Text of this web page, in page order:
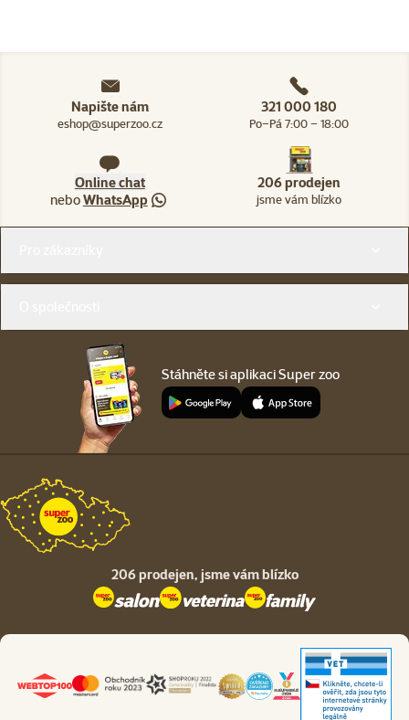
Napište nám
eshop@superzoo.cz
321 000 180
Po–Pá 7:00 – 18:00
Online chat
neboWhatsApp
206 prodejen
jsme vám blízko
Stáhněte si aplikaci Super zoo
206 prodejen, jsme vám blízko